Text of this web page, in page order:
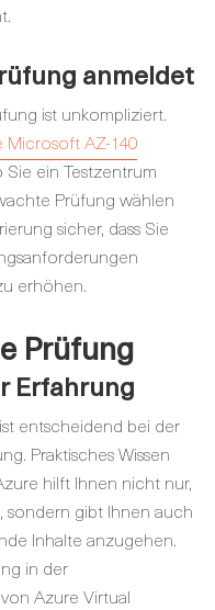
anmeldet
ist unkompliziert.
Microsoft AZ-140
ein Testzentrum
Prüfung wählen
sicher, dass Sie
erhöhen.
Prüfung
Erfahrung
entscheidend bei der
Praktisches Wissen
hilft Ihnen nicht nur,
sondern gibt Ihnen auch
Inhalte anzugehen.
in der
Azure Virtual